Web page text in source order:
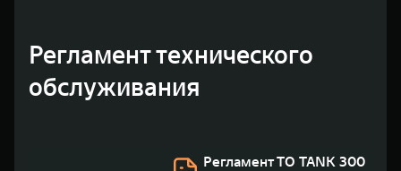
Регламент технического
обслуживания
Регламент ТО TANK 300